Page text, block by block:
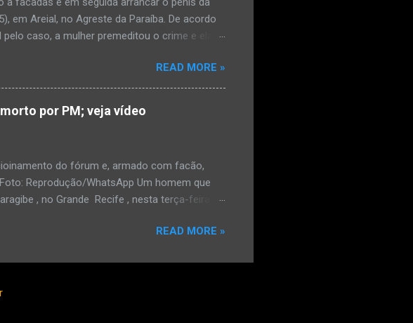
em Areial, no Agreste da Paraíba. De acordo
caso, a mulher premeditou o crime e ela
o crime, a suspeita também escreveu uma
ela pede para que o filho mais velho, fruto
com parentes da família. Ela já havia
facadas e cortar o pênis dele, a mulher ainda
READ MORE »
por PM; veja vídeo
do fórum e, armado com facão,
Reprodução/WhatsApp Um homem que
, no Grande Recife , nesta terça-feira
armas, fez ameaças e tentou atingir o
O caminhão está parado na frente do
o Um homem que estava armado com um
fórum em um caminhão. Ele usou o veículo
READ MORE »